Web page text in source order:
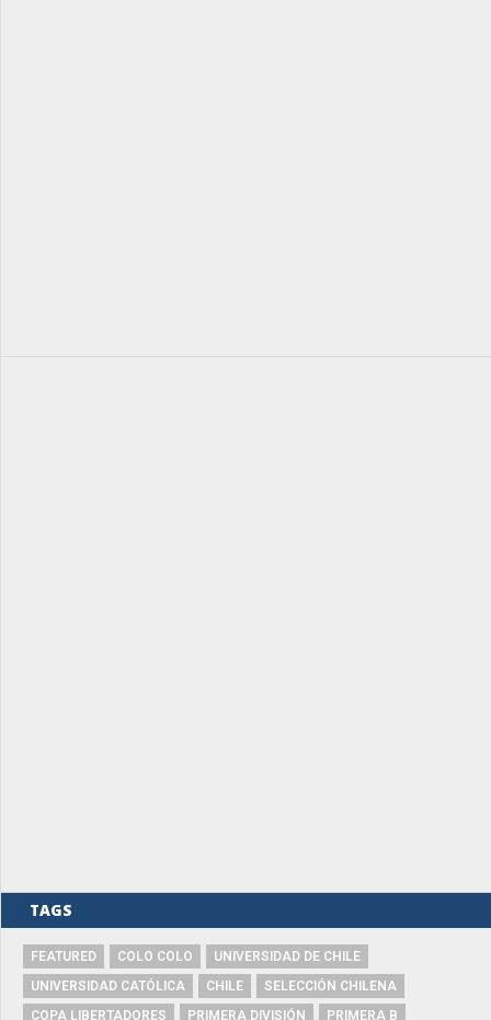
TAGS
FEATURED COLO COLO
UNIVERSIDAD DE CHILE
UNIVERSIDAD CATÓLICA
CHILE
SELECCIÓN CHILENA
COPA LIBERTADORES
PRIMERA DIVISIÓN
PRIMERA B